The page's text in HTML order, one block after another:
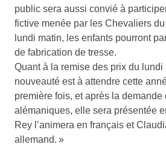
public sera aussi convié à
fictive menée par les Chevaliers
lundi matin, les enfants pourront
de fabrication de tresse.
Quant à la remise des prix du
nouveauté est à attendre cette
première fois, et après la demande
alémaniques, elle sera présentée
Rey l’animera en français et
allemand. »